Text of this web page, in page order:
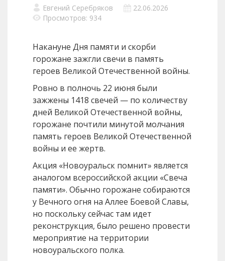
Евгений Серебряков
22.06.2026
Просмотров: 934
Накануне Дня памяти и скорби
горожане зажгли свечи в память
героев Великой Отечественной войны.
Ровно в полночь 22 июня были
зажжены 1418 свечей — по количеству
дней Великой Отечественной войны,
горожане почтили минутой молчания
память героев Великой Отечественной
войны и ее жертв.
Акция «Новоуральск помнит» является
аналогом всероссийской акции «Свеча
памяти». Обычно горожане собираются
у Вечного огня на Аллее Боевой Славы,
но поскольку сейчас там идет
реконструкция, было решено провести
мероприятие на территории
новоуральского полка.